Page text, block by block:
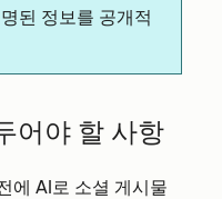
된 정보를 공개적
어야 할 사항
에 AI로 소셜 게시물